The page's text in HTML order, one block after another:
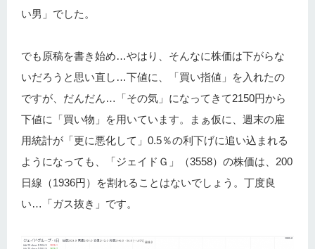
い男」でした。
でも原稿を書き始め…やはり、そんなに株価は下がらな
いだろうと思い直し…下値に、「買い指値」を入れたの
ですが、だんだん…「その気」になってきて2150円から
下値に「買い物」を用いています。まぁ仮に、週末の雇
用統計が「更に悪化して」0.5％の利下げに追い込まれる
ようになっても、「ジェイドＧ」（3558）の株価は、200
日線（1936円）を割れることはないでしょう。丁度良
い…「ガス抜き」です。